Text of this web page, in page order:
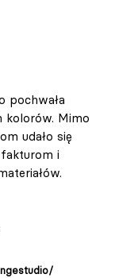
pochwała
kolorów. Mimo
udało się
i